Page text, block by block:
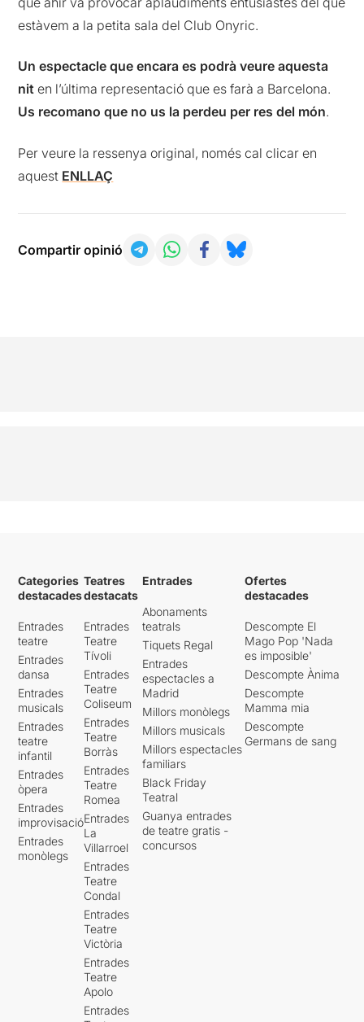
estàvem a la petita sala del Club Onyric.
Un espectacle que encara es podrà veure aquesta
nit en l’última representació que es farà a Barcelona.
Us recomano que no us la perdeu per res del món.
Per veure la ressenya original, només cal clicar en
aquest ENLLAÇ
Compartir opinió
Categories
destacades
Entrades
teatre
Entrades
dansa
Entrades
musicals
Entrades
teatre
infantil
Entrades
òpera
Entrades
improvisació
Entrades
monòlegs
Teatres
destacats
Entrades
Teatre
Tívoli
Entrades
Teatre
Coliseum
Entrades
Teatre
Borràs
Entrades
Teatre
Romea
Entrades
La
Villarroel
Entrades
Teatre
Condal
Entrades
Teatre
Victòria
Entrades
Teatre
Apolo
Entrades
Entrades
Abonaments
teatrals
Tiquets Regal
Entrades
espectacles a
Madrid
Millors monòlegs
Millors musicals
Millors espectacles
familiars
Black Friday
Teatral
Guanya entrades
de teatre gratis -
concursos
Ofertes
destacades
Descompte El
Mago Pop 'Nada
es imposible'
Descompte Ànima
Descompte
Mamma mia
Descompte
Germans de sang